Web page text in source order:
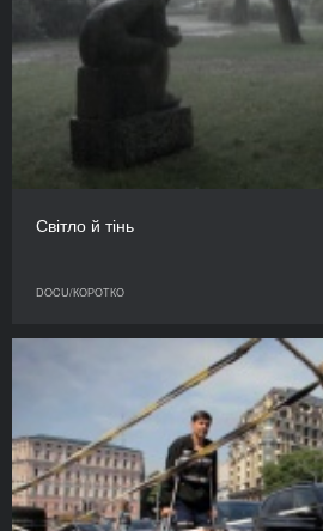
Світло й тінь
DOCU/КОРОТКО